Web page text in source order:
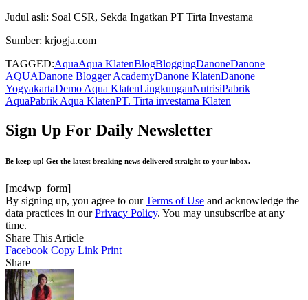
Judul asli: Soal CSR, Sekda Ingatkan PT Tirta Investama
Sumber: krjogja.com
TAGGED:AquaAqua KlatenBlogBloggingDanoneDanone
AQUADanone Blogger AcademyDanone KlatenDanone
YogyakartaDemo Aqua KlatenLingkunganNutrisiPabrik
AquaPabrik Aqua KlatenPT. Tirta investama Klaten
Sign Up For Daily Newsletter
Be keep up! Get the latest breaking news delivered straight to your inbox.
[mc4wp_form]
By signing up, you agree to ourTerms of Use and acknowledge the
data practices in ourPrivacy Policy. You may unsubscribe at any
time.
Share This Article
Facebook Copy Link Print
Share